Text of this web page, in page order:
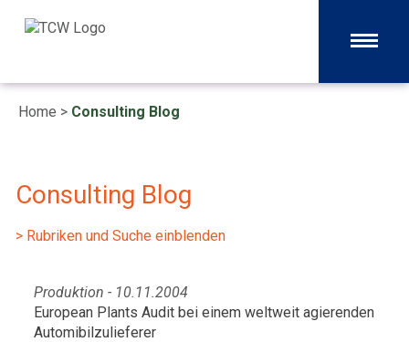
Home > Consulting Blog
Consulting Blog
> Rubriken und Suche einblenden
Produktion - 10.11.2004
European Plants Audit bei einem weltweit agierenden
Automibilzulieferer